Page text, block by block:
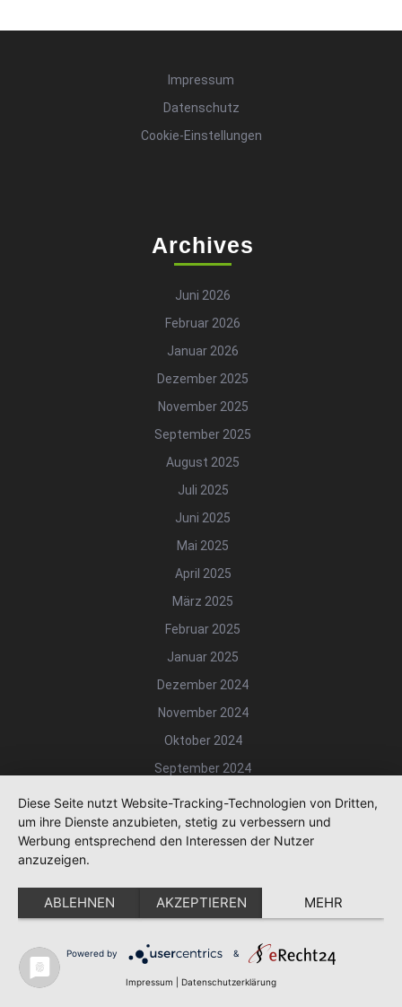
Impressum
Datenschutz
Cookie-Einstellungen
Archives
Juni 2026
Februar 2026
Januar 2026
Dezember 2025
November 2025
September 2025
August 2025
Juli 2025
Juni 2025
Mai 2025
April 2025
März 2025
Februar 2025
Januar 2025
Dezember 2024
November 2024
Oktober 2024
September 2024
August 2024
Juli 2024
April 2024
Januar 2024
Diese Seite nutzt Website-Tracking-Technologien von Dritten,
um ihre Dienste anzubieten, stetig zu verbessern und
Werbung entsprechend den Interessen der Nutzer
anzuzeigen.
ABLEHNEN AKZEPTIEREN MEHR
Powered by &
Impressum Datenschutzerklärung